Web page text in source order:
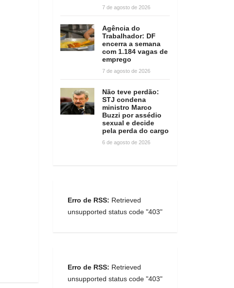
7 de agosto de 2026
Agência do
Trabalhador: DF
encerra a semana
com 1.184 vagas de
emprego
7 de agosto de 2026
Não teve perdão:
STJ condena
ministro Marco
Buzzi por assédio
sexual e decide
pela perda do cargo
6 de agosto de 2026
Erro de RSS: Retrieved
unsupported status code "403"
Erro de RSS: Retrieved
unsupported status code "403"